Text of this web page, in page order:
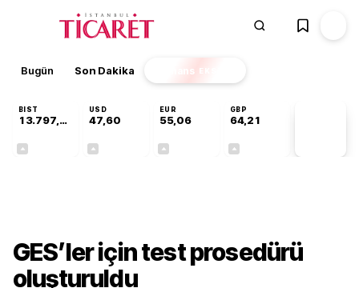
Bugün Son Dakika Finans EKSTRA
BIST
13.797,21
USD
47,60
EUR
55,06
GBP
64,21
GES’ler için test prosedürü
oluşturuldu